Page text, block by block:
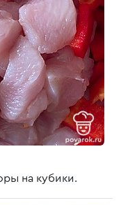
на кубики.